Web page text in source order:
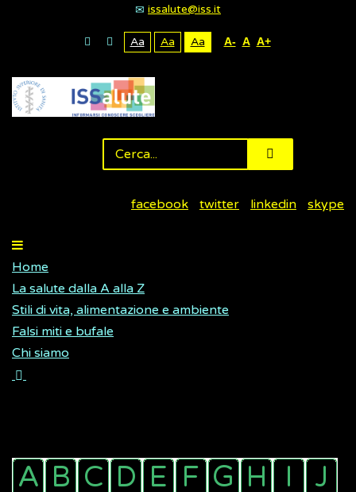
issalute@iss.it
Aa Aa Aa A- A A+
facebook twitter linkedin skype
Home
La salute dalla A alla Z
Stili di vita, alimentazione e ambiente
Falsi miti e bufale
Chi siamo